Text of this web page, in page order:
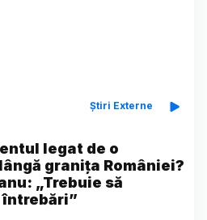
Știri Externe
legat de o
granița României?
„Trebuie să
întrebări”